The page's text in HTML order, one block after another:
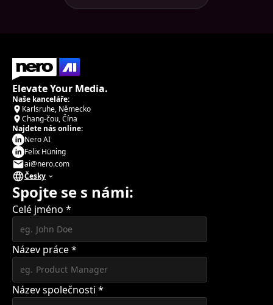
Elevate Your Media.
Naše kanceláře:
Karlsruhe, Německo
Chang-čou, Čína
Najdete nás online:
Nero AI
Felix Hüning
ai@nero.com
Česky
Spojte se s námi:
Celé jméno *
Název práce*
Název společnosti *